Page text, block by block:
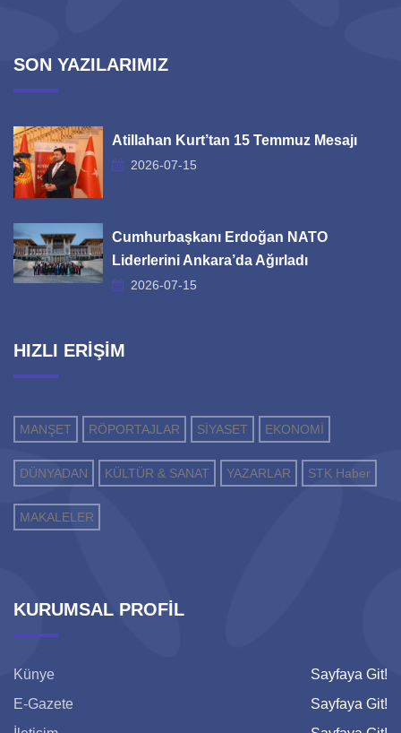
SON YAZILARIMIZ
Atillahan Kurt’tan 15 Temmuz Mesajı
2026-07-15
Cumhurbaşkanı Erdoğan NATO
Liderlerini Ankara’da Ağırladı
2026-07-15
HIZLI ERİŞİM
MANŞET RÖPORTAJLAR SİYASET EKONOMİ
DÜNYADAN KÜLTÜR & SANAT YAZARLAR STK Haber
MAKALELER
KURUMSAL PROFİL
Künye
Sayfaya Git!
E-Gazete
Sayfaya Git!